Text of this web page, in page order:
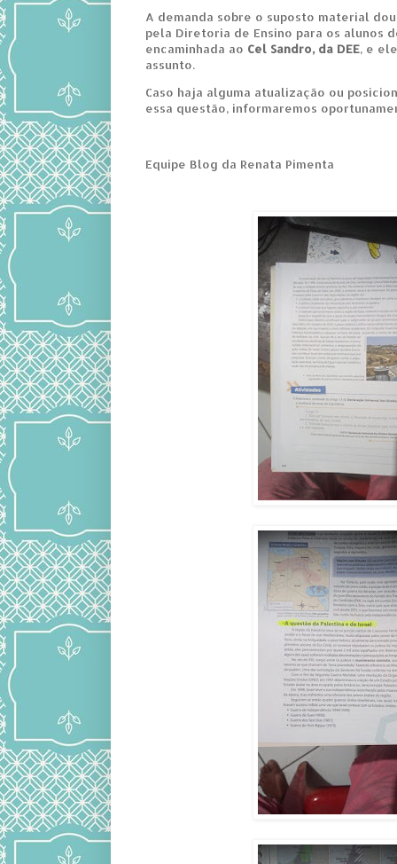
A demanda sobre o suposto material
pela Diretoria de Ensino para os alunos
encaminhada ao Cel Sandro, da DEE, e
assunto.
Caso haja alguma atualização ou
essa questão, informaremos
Equipe Blog da Renata Pimenta